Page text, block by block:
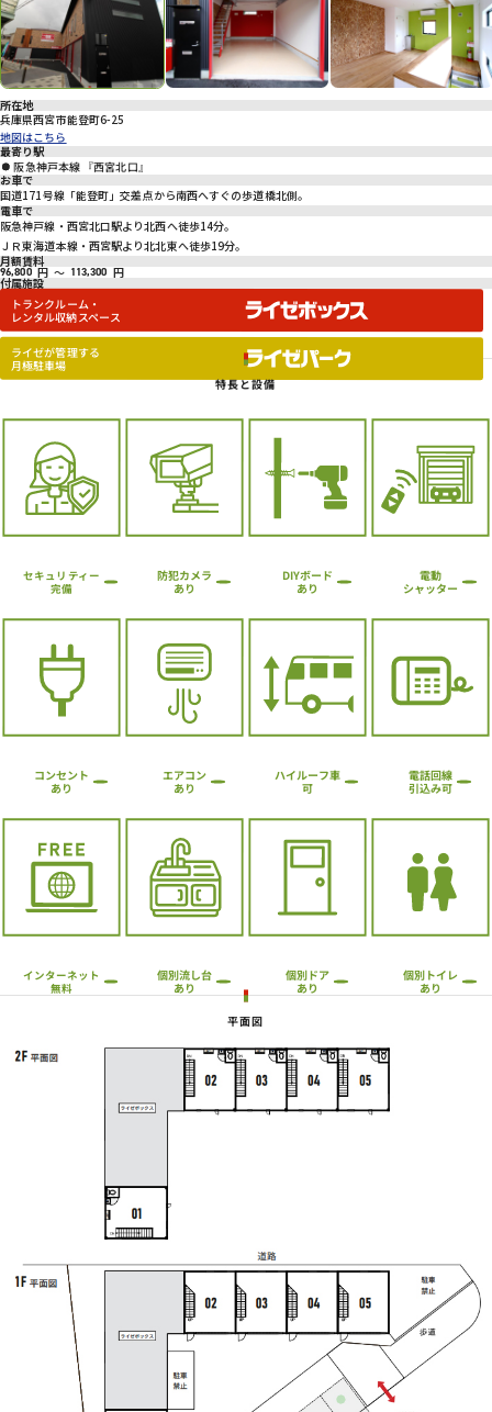
所在地
兵庫県西宮市能登町6-25
地図はこちら
最寄り駅
阪急神戸本線 『西宮北口』
お車で
国道171号線「能登町」交差点から南西へすぐの歩道橋北側。
電車で
阪急神戸線・西宮北口駅より北西へ徒歩14分。
ＪＲ東海道本線・西宮駅より北北東へ徒歩19分。
月額賃料
96,800 円 ～ 113,300 円
付属施設
トランクルーム・
レンタル収納スペース
ライゼが管理する
月極駐車場
特長と設備
セキュリティー
完備
防犯カメラ
あり
DIYボード
あり
電動
シャッター
コンセント
あり
エアコン
あり
ハイルーフ車
可
電話回線
引込み可
インターネット
無料
個別流し台
あり
個別ドア
あり
個別トイレ
あり
平面図